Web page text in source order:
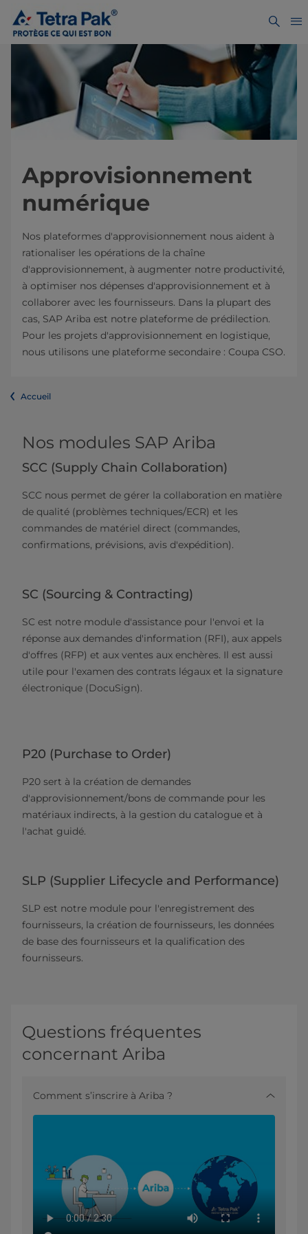
Approvisionnement
numérique
Nos plateformes d'approvisionnement nous aident à
rationaliser les opérations de la chaîne
d'approvisionnement, à augmenter notre productivité,
à optimiser nos dépenses d'approvisionnement et à
collaborer avec les fournisseurs. Dans la plupart des
cas, SAP Ariba est notre plateforme de prédilection.
Pour les projets d'approvisionnement en logistique,
nous utilisons une plateforme secondaire : Coupa CSO.
Accueil
Nos modules SAP Ariba
SCC (Supply Chain Collaboration)
SCC nous permet de gérer la collaboration en matière
de qualité (problèmes techniques/ECR) et les
commandes de matériel direct (commandes,
confirmations, prévisions, avis d'expédition).
SC (Sourcing & Contracting)
SC est notre module d'assistance pour l'envoi et la
réponse aux demandes d'information (RFI), aux appels
d'offres (RFP) et aux ventes aux enchères. Il est aussi
utile pour l'examen des contrats légaux et la signature
électronique (DocuSign).
P20 (Purchase to Order)
P20 sert à la création de demandes
d'approvisionnement/bons de commande pour les
matériaux indirects, à la gestion du catalogue et à
l'achat guidé.
SLP (Supplier Lifecycle and Performance)
SLP est notre module pour l'enregistrement des
fournisseurs, la création de fournisseurs, les données
de base des fournisseurs et la qualification des
fournisseurs.
Questions fréquentes
concernant Ariba
Comment s’inscrire à Ariba ?